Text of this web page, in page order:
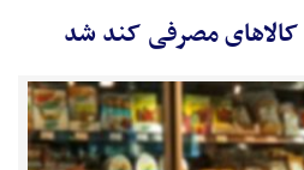
مصرفی کند شد